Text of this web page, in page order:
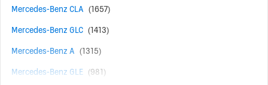
Mercedes-Benz CLA (1657)
Mercedes-Benz GLC (1413)
Mercedes-Benz A (1315)
Mercedes-Benz GLE (981)